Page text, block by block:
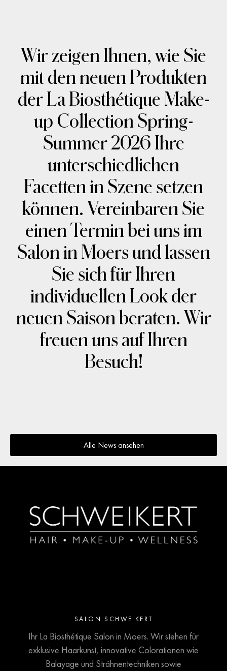
Wir zeigen Ihnen, wie Sie
mit den neuen Produkten
der La Biosthétique Make-
up Collection Spring-
Summer 2026 Ihre
unterschiedlichen
Facetten in Szene setzen
können. Vereinbaren Sie
einen Termin bei uns im
Salon in Moers und lassen
Sie sich für Ihren
individuellen Look der
neuen Saison beraten. Wir
freuen uns auf Ihren
Besuch!
Alle News ansehen
SALON SCHWEIKERT
Ihr La Biosthétique Salon in Moers. Wir stehen für
exklusive Haarkunst, innovative Colorationen wie
Balayage und Strähnentechniken sowie